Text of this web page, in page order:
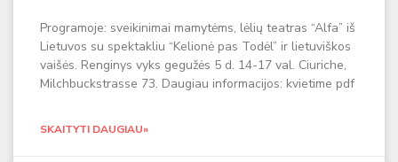
Programoje: sveikinimai mamytėms, lėlių teatras “Alfa” iš
Lietuvos su spektakliu “Kelionė pas Todėl” ir lietuviškos
vaišės. Renginys vyks gegužės 5 d. 14-17 val. Ciuriche,
Milchbuckstrasse 73. Daugiau informacijos: kvietime pdf
SKAITYTI DAUGIAU»